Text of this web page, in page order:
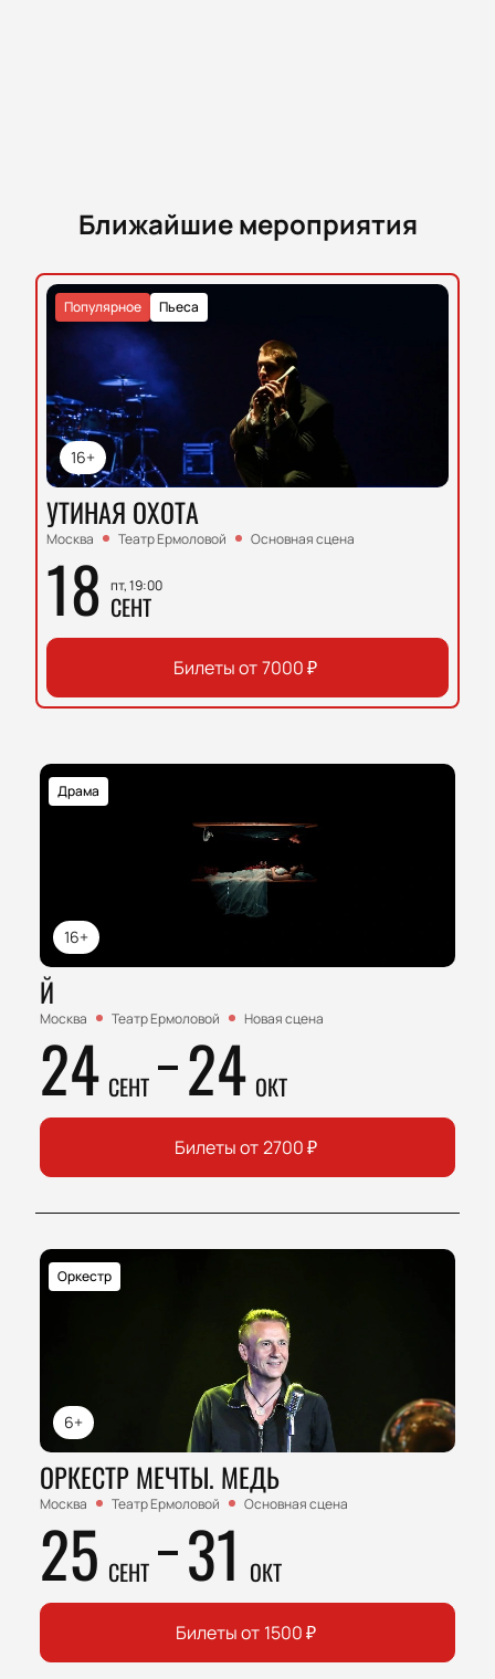
Ближайшие мероприятия
16+
Пьеса
Популярное
УТИНАЯ ОХОТА
Москва Театр Ермоловой Основная сцена
18 пт, 19:00
СЕНТ
Билеты от7000₽
16+
Драма
Й
Москва Театр Ермоловой Новая сцена
24 СЕНТ 24 ОКТ
Билеты от 2700₽
6+
Оркестр
ОРКЕСТР МЕЧТЫ. МЕДЬ
Москва Театр Ермоловой Основная сцена
25 СЕНТ 31 ОКТ
Билеты от 1500₽